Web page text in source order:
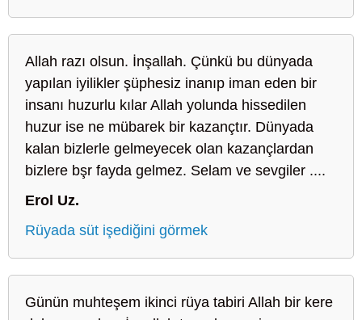
Allah razı olsun. İnşallah. Çünkü bu dünyada
yapılan iyilikler şüphesiz inanıp iman eden bir
insanı huzurlu kılar Allah yolunda hissedilen
huzur ise ne mübarek bir kazançtır. Dünyada
kalan bizlerle gelmeyecek olan kazançlardan
bizlere bşr fayda gelmez. Selam ve sevgiler ....
Erol Uz.
Rüyada süt işediğini görmek
Günün muhteşem ikinci rüya tabiri Allah bir kere